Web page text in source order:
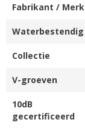
Fabrikant / Merk
Waterbestendig
Collectie
V-groeven
10dB
gecertificeerd